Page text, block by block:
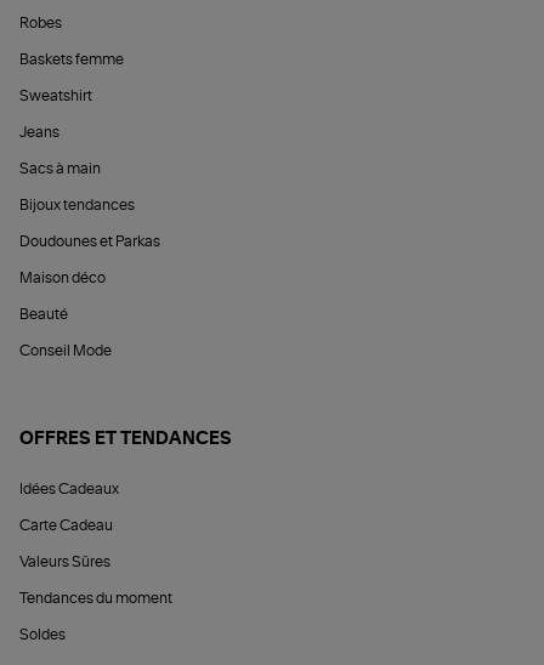
Robes
Baskets femme
Sweatshirt
Jeans
Sacs à main
Bijoux tendances
Doudounes et Parkas
Maison déco
Beauté
Conseil Mode
OFFRES ET TENDANCES
Idées Cadeaux
Carte Cadeau
Valeurs Sûres
Tendances du moment
Soldes